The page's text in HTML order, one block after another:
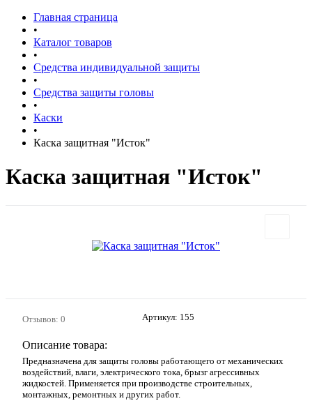
Главная страница
•
Каталог товаров
•
Средства индивидуальной защиты
•
Средства защиты головы
•
Каски
•
Каска защитная "Исток"
Каска защитная "Исток"
Отзывов: 0 Артикул: 155
Описание товара:
Предназначена для защиты головы работающего от механических
воздействий, влаги, электрического тока, брызг агрессивных
жидкостей. Применяется при производстве строительных,
монтажных, ремонтных и других работ.